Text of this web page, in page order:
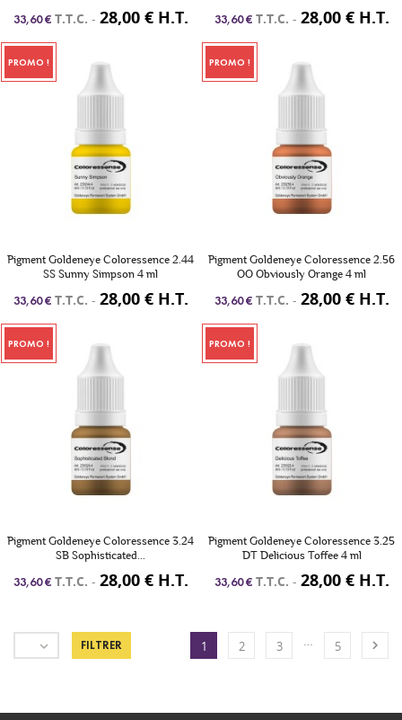
33,60 € T.T.C. - 28,00 € H.T. 33,60 € T.T.C. - 28,00 € H.T.
PROMO !
Pigment Goldeneye Coloressence 2.44
SS Sunny Simpson 4 ml
33,60 € T.T.C. - 28,00 € H.T.
PROMO !
Pigment Goldeneye Coloressence 2.56
OO Obviously Orange 4 ml
33,60 € T.T.C. - 28,00 € H.T.
PROMO !
Pigment Goldeneye Coloressence 3.24
SB Sophisticated...
33,60 € T.T.C. - 28,00 € H.T.
PROMO !
Pigment Goldeneye Coloressence 3.25
DT Delicious Toffee 4 ml
33,60 € T.T.C. - 28,00 € H.T.
 FILTRER 1 2 3 5 